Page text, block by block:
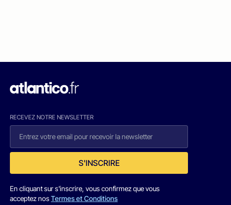
RECEVEZ NOTRE NEWSLETTER
S'INSCRIRE
En cliquant sur s'inscrire, vous confirmez que vous
acceptez nosTermes et Conditions